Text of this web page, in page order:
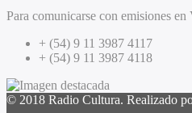
Para comunicarse con emisiones
+ (54) 9 11 3987 4117
+ (54) 9 11 3987 4118
© 2018 Radio Cultura. Realizado